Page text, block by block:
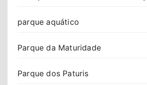
parque aquático
Parque da Maturidade
Parque dos Paturis